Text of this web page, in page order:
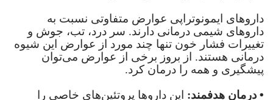
دارو‌های ایمونوتراپی عوارض متفاوتی نسبت به
دارو‌های شیمی درمانی دارند. سر درد، تب، جوش و
تغییرات فشار خون تنها چند مورد از عوارض این شیوه
درمانی هستند. از بروز برخی از عوارض می‌توان
پیشگیری و همه را درمان کرد.
• درمان هدفمند: این دارو‌ها پروتئین‌های خاصی را